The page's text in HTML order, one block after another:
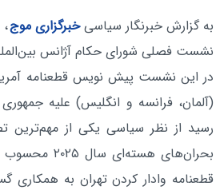
به گزارش خبرنگار سیاسیخبرگزاری موج
نشست فصلی شورای حکام آژانس
در این نشست پیش نویس قطعنامه
(آلمان، فرانسه و انگلیس) علیه
رسید از نظر سیاسی یکی از مهم‌ترین
بحران‌های
قطعنامه وادار کردن تهران به همکاری